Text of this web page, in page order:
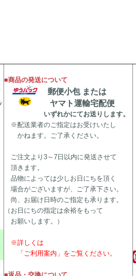
■商品の発送について
郵便小包 または
ヤマト運輸宅配便
いずれかにてお送りします。
※配送業者のご指定はお受けいたし
かねます。ご了承ください。
ご注文より3～7日以内に発送させて
頂きます。
品物によっては少しお日にちを頂く
場合がございますが、ご了承下さい。
尚、お届け日時のご指定も承ります。
（お日にちの指定は余裕をもって
お願いします。）
※詳しくは
「ご利用案内」をご覧ください。